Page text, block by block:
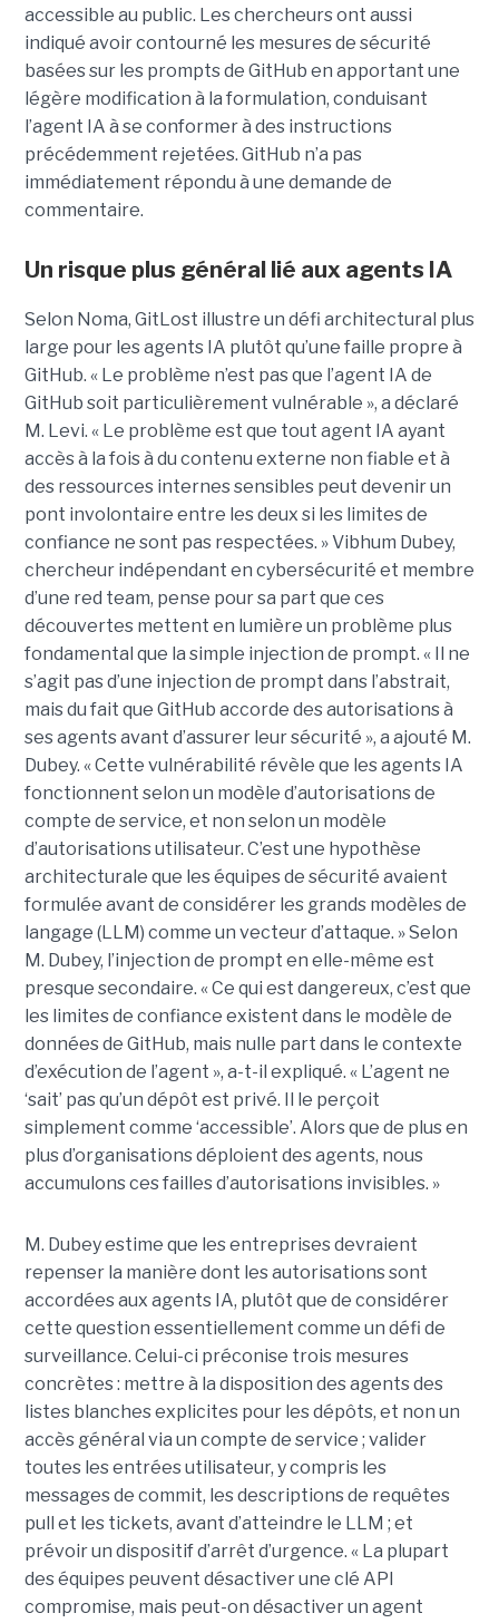
accessible au public. Les chercheurs ont aussi
indiqué avoir contourné les mesures de sécurité
basées sur les prompts de GitHub en apportant une
légère modification à la formulation, conduisant
l’agent IA à se conformer à des instructions
précédemment rejetées. GitHub n’a pas
immédiatement répondu à une demande de
commentaire.
Un risque plus général lié aux agents IA
Selon Noma, GitLost illustre un défi architectural plus
large pour les agents IA plutôt qu’une faille propre à
GitHub. « Le problème n’est pas que l’agent IA de
GitHub soit particulièrement vulnérable », a déclaré
M. Levi. « Le problème est que tout agent IA ayant
accès à la fois à du contenu externe non fiable et à
des ressources internes sensibles peut devenir un
pont involontaire entre les deux si les limites de
confiance ne sont pas respectées. » Vibhum Dubey,
chercheur indépendant en cybersécurité et membre
d’une red team, pense pour sa part que ces
découvertes mettent en lumière un problème plus
fondamental que la simple injection de prompt. « Il ne
s’agit pas d’une injection de prompt dans l’abstrait,
mais du fait que GitHub accorde des autorisations à
ses agents avant d’assurer leur sécurité », a ajouté M.
Dubey. « Cette vulnérabilité révèle que les agents IA
fonctionnent selon un modèle d’autorisations de
compte de service, et non selon un modèle
d’autorisations utilisateur. C’est une hypothèse
architecturale que les équipes de sécurité avaient
formulée avant de considérer les grands modèles de
langage (LLM) comme un vecteur d’attaque. » Selon
M. Dubey, l’injection de prompt en elle-même est
presque secondaire. « Ce qui est dangereux, c’est que
les limites de confiance existent dans le modèle de
données de GitHub, mais nulle part dans le contexte
d’exécution de l’agent », a-t-il expliqué. « L’agent ne
‘sait’ pas qu’un dépôt est privé. Il le perçoit
simplement comme ‘accessible’. Alors que de plus en
plus d’organisations déploient des agents, nous
accumulons ces failles d’autorisations invisibles. »
M. Dubey estime que les entreprises devraient
repenser la manière dont les autorisations sont
accordées aux agents IA, plutôt que de considérer
cette question essentiellement comme un défi de
surveillance. Celui-ci préconise trois mesures
concrètes : mettre à la disposition des agents des
listes blanches explicites pour les dépôts, et non un
accès général via un compte de service ; valider
toutes les entrées utilisateur, y compris les
messages de commit, les descriptions de requêtes
pull et les tickets, avant d’atteindre le LLM ; et
prévoir un dispositif d’arrêt d’urgence. « La plupart
des équipes peuvent désactiver une clé API
compromise, mais peut-on désactiver un agent